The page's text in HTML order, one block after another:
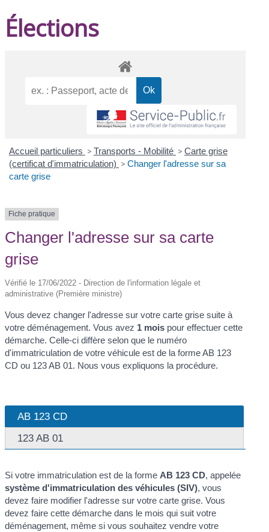
Élections
Accueil particuliers > Transports - Mobilité > Carte grise
(certificat d'immatriculation) > Changer l'adresse sur sa
carte grise
Fiche pratique
Changer l'adresse sur sa carte
grise
Vérifié le 17/06/2022 - Direction de l'information légale et
administrative (Première ministre)
Vous devez changer l'adresse sur votre carte grise suite à
votre déménagement. Vous avez 1 mois pour effectuer cette
démarche. Celle-ci diffère selon que le numéro
d'immatriculation de votre véhicule est de la forme AB 123
CD ou 123 AB 01. Nous vous expliquons la procédure.
AB 123 CD
123 AB 01
Si votre immatriculation est de la forme AB 123 CD, appelée
système d'immatriculation des véhicules (SIV), vous
devez faire modifier l'adresse sur votre carte grise. Vous
devez faire cette démarche dans le mois qui suit votre
déménagement, même si vous souhaitez vendre votre